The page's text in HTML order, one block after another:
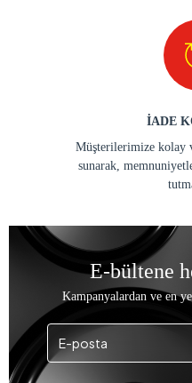
İADE
Müşterilerimize kolay
sunarak,
E-bültene
Kampanyalardan ve en